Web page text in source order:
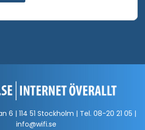
6 | 114 51 Stockholm | Tel. 08-20 21 05 |
info@wifi.se